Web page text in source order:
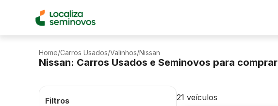
Home/Carros Usados/Valinhos/Nissan
Nissan: Carros Usados e Seminovos para comprar
Filtros 21 veículos